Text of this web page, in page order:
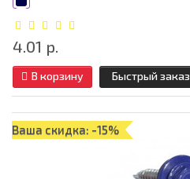
4.01 р.
В корзину Быстрый заказ
Ваша скидка: -15%